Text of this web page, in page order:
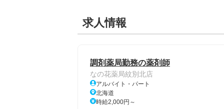
求人情報
調剤薬局勤務の薬剤師
なの花薬局紋別北店
アルバイト・パート
北海道
時給2,000円～